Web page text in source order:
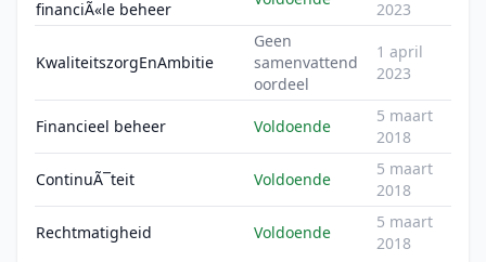
financiÃ«le beheer
2023
KwaliteitszorgEnAmbitie
Geen
samenvattend
oordeel
1 april
2023
Financieel beheer Voldoende
5 maart
2018
ContinuÃ¯teit Voldoende
5 maart
2018
Rechtmatigheid Voldoende
5 maart
2018